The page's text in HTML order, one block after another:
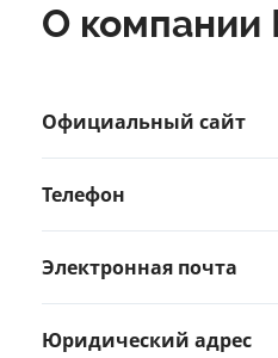
О компании
Официальный сайт
Телефон
Электронная почта
Юридический адрес